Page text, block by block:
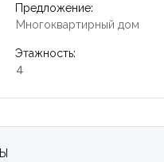
Предложение:
Многоквартирный дом
Этажность:
4